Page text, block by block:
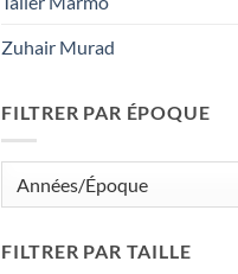
Zuhair Murad
FILTRER PAR ÉPOQUE
FILTRER PAR TAILLE